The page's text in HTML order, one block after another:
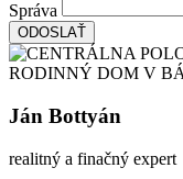
Správa
ODOSLAŤ
Ján Bottyán
realitný a finačný expert